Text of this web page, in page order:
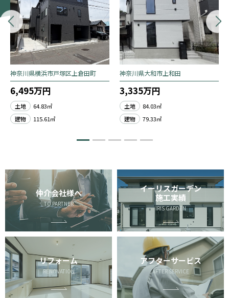
神奈川県横浜市戸塚区上倉田町
6,495万円
土地
64.83㎡
建物
115.61㎡
神奈川県大和市上和田
3,335万円
土地
84.03㎡
建物
79.33㎡
仲介会社様へ
TO PARTNER
イーリスガーデン
施工実績
IRIS GARDEN
リフォーム
RENOVATION
アフターサービス
AFTER SERVICE